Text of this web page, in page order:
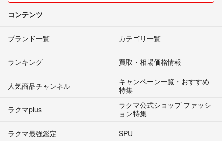
コンテンツ
ブランド一覧 カテゴリ一覧
ランキング 買取・相場価格情報
人気商品チャンネル
キャンペーン一覧・おすすめ
特集
ラクマplus
ラクマ公式ショップ ファッシ
ョン特集
ラクマ最強鑑定
SPU